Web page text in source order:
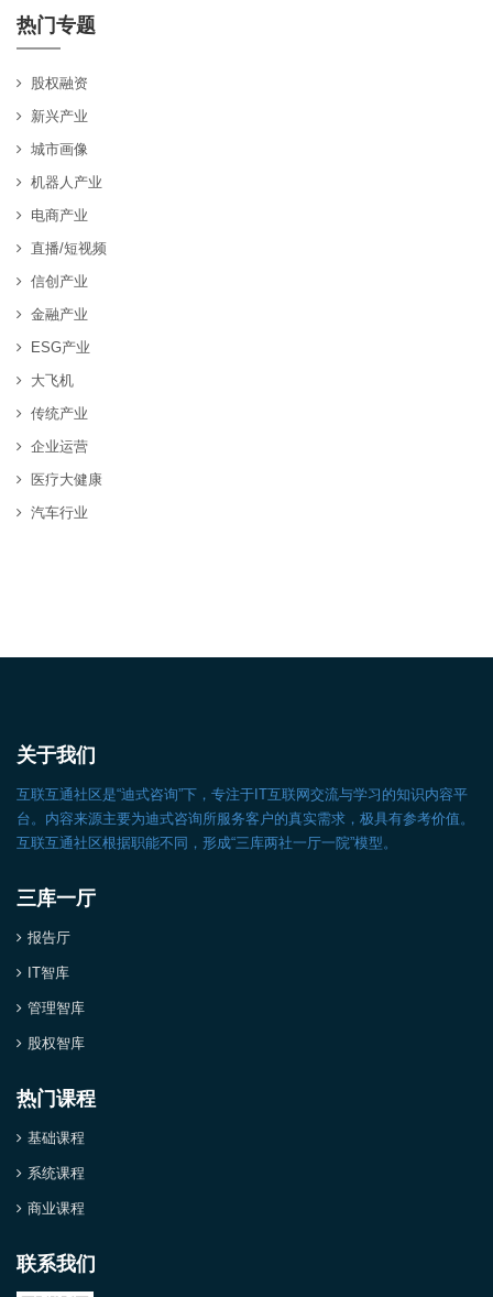
热门专题
股权融资
新兴产业
城市画像
机器人产业
电商产业
直播/短视频
信创产业
金融产业
ESG产业
大飞机
传统产业
企业运营
医疗大健康
汽车行业
关于我们
互联互通社区是“迪式咨询”下，专注于IT互联网交流与学习的知识内容平
台。内容来源主要为迪式咨询所服务客户的真实需求，极具有参考价值。
互联互通社区根据职能不同，形成“三库两社一厅一院”模型。
三库一厅
报告厅
IT智库
管理智库
股权智库
热门课程
基础课程
系统课程
商业课程
联系我们